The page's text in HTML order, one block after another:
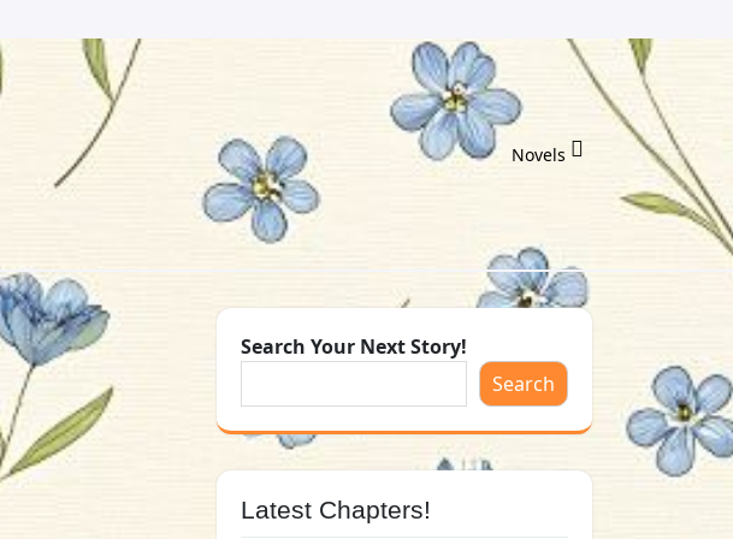
Novels
Search Your Next Story!
Search
Latest Chapters!